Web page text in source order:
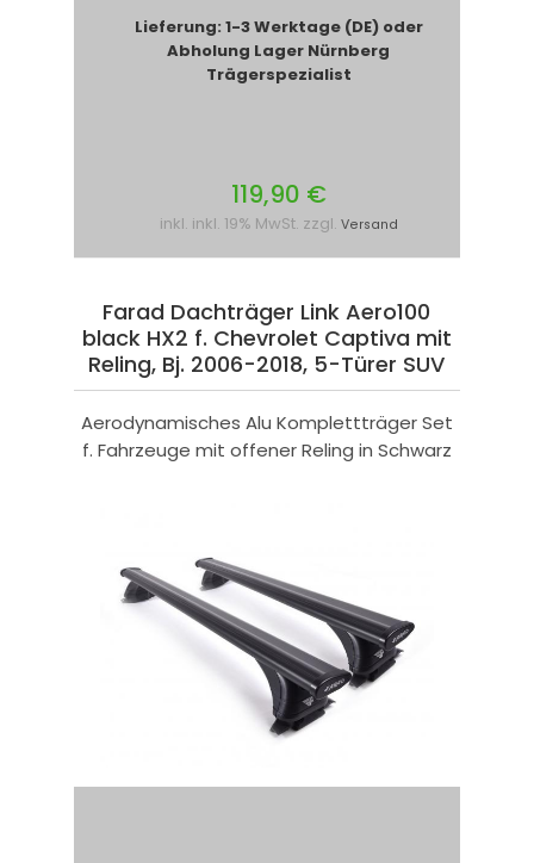
Lieferung: 1-3 Werktage (DE) oder
Abholung Lager Nürnberg
Trägerspezialist
119,90 €
inkl. inkl. 19% MwSt. zzgl. Versand
Farad Dachträger Link Aero100
black HX2 f. Chevrolet Captiva mit
Reling, Bj. 2006-2018, 5-Türer SUV
Aerodynamisches Alu Komplettträger Set
f. Fahrzeuge mit offener Reling in Schwarz